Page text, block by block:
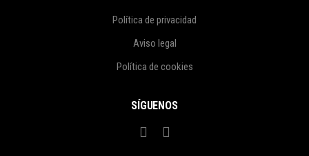
Política de privacidad
Aviso legal
Política de cookies
SÍGUENOS